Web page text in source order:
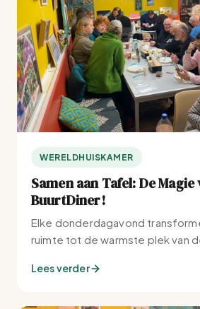
WERELDHUISKAMER
Samen aan Tafel: De Magie
BuurtDiner!
Elke donderdagavond
ruimte tot de warmste plek van
Lees verder